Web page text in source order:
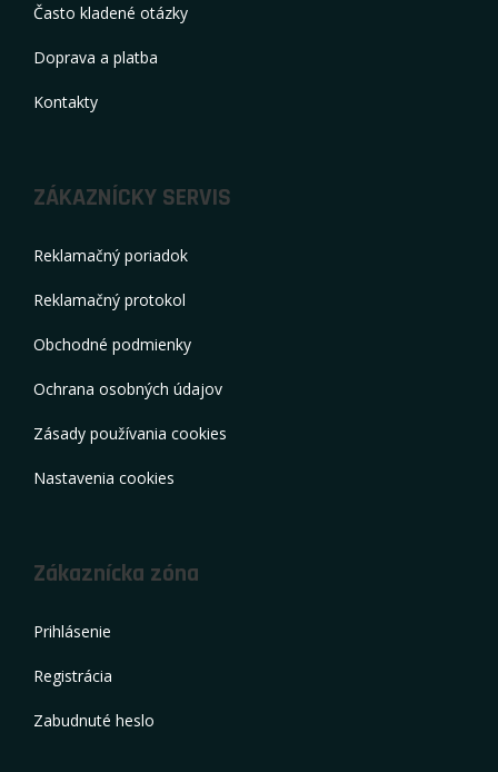
Často kladené otázky
Doprava a platba
Kontakty
ZÁKAZNÍCKY SERVIS
Reklamačný poriadok
Reklamačný protokol
Obchodné podmienky
Ochrana osobných údajov
Zásady používania cookies
Nastavenia cookies
Zákaznícka zóna
Prihlásenie
Registrácia
Zabudnuté heslo